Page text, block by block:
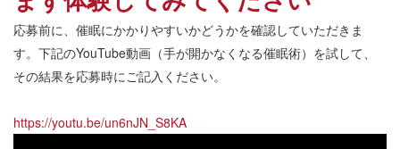
応募前に、催眠にかかりやすいかどうかを確認していただきま
す。下記のYouTube動画（手が開かなくなる催眠術）を試して、
その結果を応募時にご記入ください。
https://youtu.be/un6nJN_S8KA